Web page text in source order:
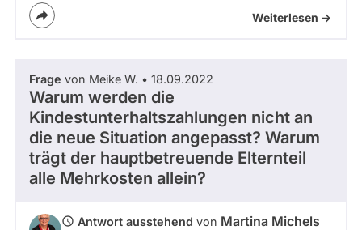
Weiterlesen ->
Frage von Meike W. • 18.09.2022
Warum werden die
Kindestunterhaltszahlungen nicht an
die neue Situation angepasst? Warum
trägt der hauptbetreuende Elternteil
alle Mehrkosten allein?
Antwort ausstehend von Martina Michels